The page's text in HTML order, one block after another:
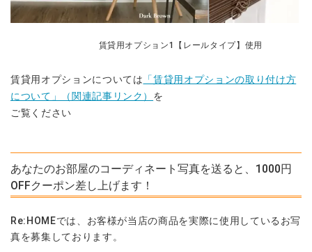
賃貸用オプション1【レールタイプ】使用
賃貸用オプションについては 「賃貸用オプションの取り付け方
について」（関連記事リンク） を
ご覧ください
あなたのお部屋のコーディネート写真を送ると、1000円
OFFクーポン差し上げます！
Re:HOMEでは、お客様が当店の商品を実際に使用しているお写
真を募集しております。